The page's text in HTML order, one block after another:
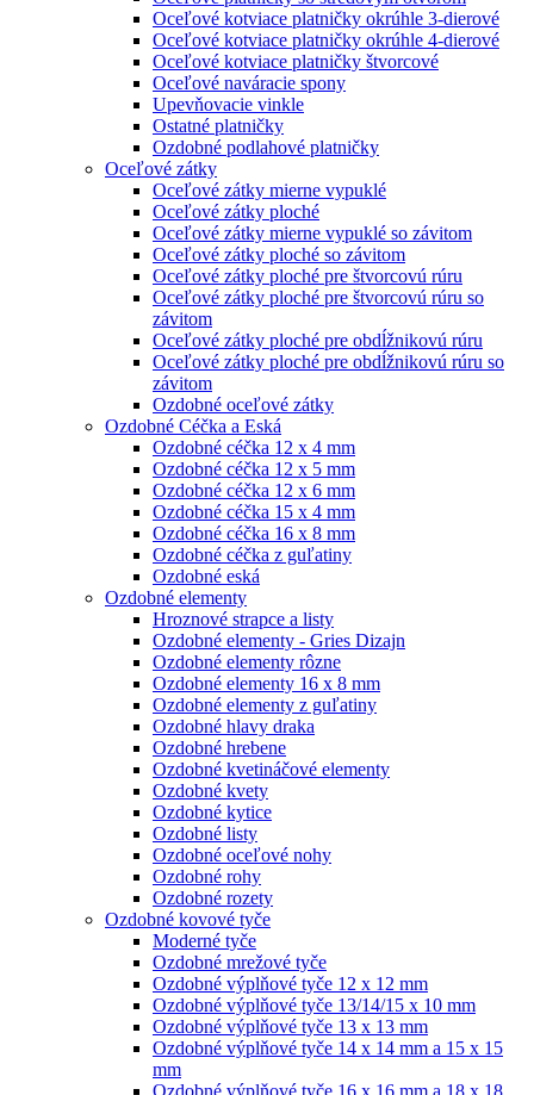
Oceľové kotviace platničky okrúhle 3-dierové
Oceľové kotviace platničky okrúhle 4-dierové
Oceľové kotviace platničky štvorcové
Oceľové naváracie spony
Upevňovacie vinkle
Ostatné platničky
Ozdobné podlahové platničky
Oceľové zátky
Oceľové zátky mierne vypuklé
Oceľové zátky ploché
Oceľové zátky mierne vypuklé so závitom
Oceľové zátky ploché so závitom
Oceľové zátky ploché pre štvorcovú rúru
Oceľové zátky ploché pre štvorcovú rúru so
závitom
Oceľové zátky ploché pre obdĺžnikovú rúru
Oceľové zátky ploché pre obdĺžnikovú rúru so
závitom
Ozdobné oceľové zátky
Ozdobné Céčka a Eská
Ozdobné céčka 12 x 4 mm
Ozdobné céčka 12 x 5 mm
Ozdobné céčka 12 x 6 mm
Ozdobné céčka 15 x 4 mm
Ozdobné céčka 16 x 8 mm
Ozdobné céčka z guľatiny
Ozdobné eská
Ozdobné elementy
Hroznové strapce a listy
Ozdobné elementy - Gries Dizajn
Ozdobné elementy rôzne
Ozdobné elementy 16 x 8 mm
Ozdobné elementy z guľatiny
Ozdobné hlavy draka
Ozdobné hrebene
Ozdobné kvetináčové elementy
Ozdobné kvety
Ozdobné kytice
Ozdobné listy
Ozdobné oceľové nohy
Ozdobné rohy
Ozdobné rozety
Ozdobné kovové tyče
Moderné tyče
Ozdobné mrežové tyče
Ozdobné výplňové tyče 12 x 12 mm
Ozdobné výplňové tyče 13/14/15 x 10 mm
Ozdobné výplňové tyče 13 x 13 mm
Ozdobné výplňové tyče 14 x 14 mm a 15 x 15
mm
Ozdobné výplňové tyče 16 x 16 mm a 18 x 18